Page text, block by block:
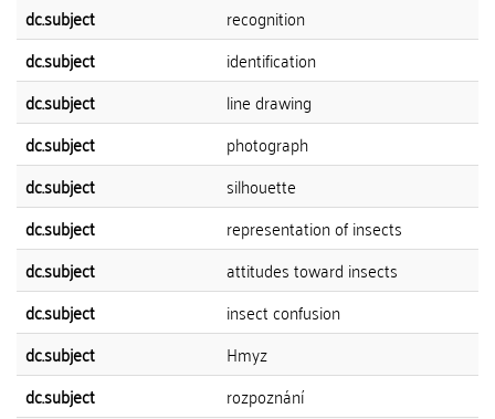
dc.subject
recognition
dc.subject
identification
dc.subject
line drawing
dc.subject
photograph
dc.subject
silhouette
dc.subject
representation of insects
dc.subject
attitudes toward insects
dc.subject
insect confusion
dc.subject
Hmyz
dc.subject
rozpoznání